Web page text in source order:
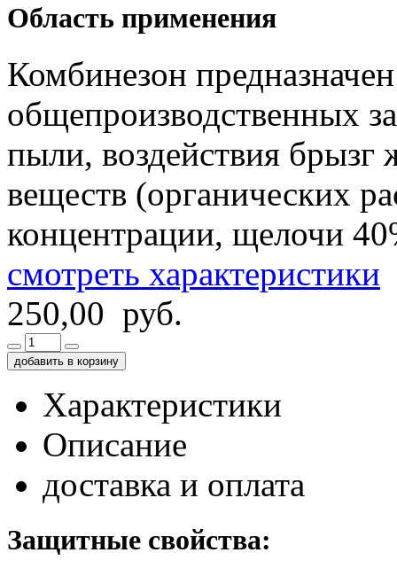
Область применения
Комбинезон
общепроизводственных
пыли, воздействия
веществ (органических
концентрации, щелочи
смотреть характеристики
250,00 руб.
добавить в корзину
Характеристики
Описание
доставка и оплата
Защитные свойства: